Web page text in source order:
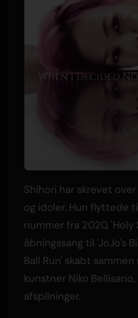
Shihori har skrevet
og idoler. Hun flyttede
nummer fra 2020, 'Holy
åbningssang til 'JoJo's
Ball Run' skabt
kunstner Niko
afspilninger.